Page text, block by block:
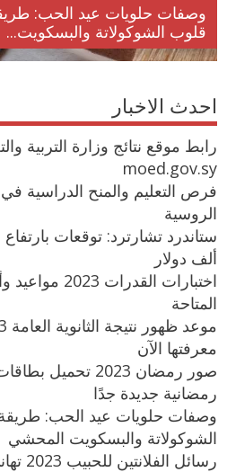
وصفات حلويات عيد الحب:
قلوب الشوكولاتة والبسكويت...
احدث الاخبار
رابط موقع نتائج وزارة التربية
moed.gov.sy
فرص التعليم والمنح الدراسية
الروسية
ألف دولار
اختبارات
المتاحة
معرفتها الآن
صور رمضان 2023
رمضانية جديدة جدًا
وصفات حلويات عيد الحب:
الشوكولاتة والبسكويت المحشي
رسائل الفلانتين للحبيب 2023 تهاني عيد حب سعيد للعشاق